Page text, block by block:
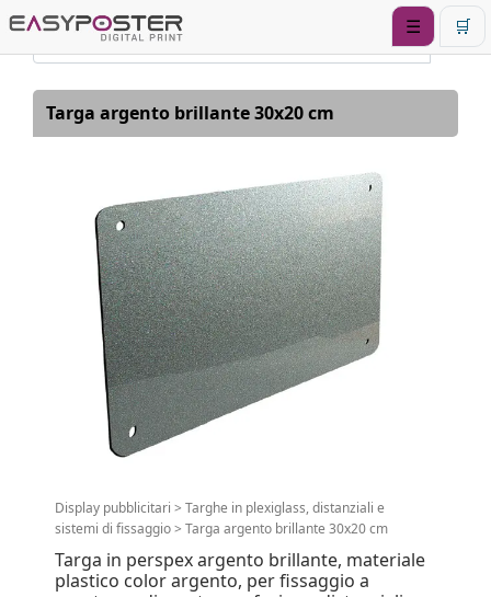
☰ 🛒
Targa argento brillante 30x20 cm
Display pubblicitari > Targhe in plexiglass, distanziali e
sistemi di fissaggio> Targa argento brillante 30x20 cm
Targa in perspex argento brillante, materiale
plastico color argento, per fissaggio a